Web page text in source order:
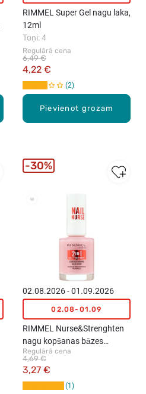
Pievienot grozam
RIMMEL Super Gel nagu laka,
12ml
Regulārā cena
4,22 €
6,49 €
Toņi: 4
2
02.08.2026 - 01.09.2026
02.08-01.09
RIMMEL Nurse&Strenghten
nagu kopšanas bāzes
pārklājums, 12ml
Regulārā cena
3,27 €
4,69 €
1
30%